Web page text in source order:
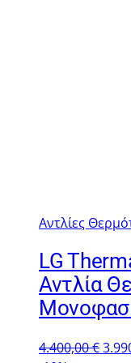
Αντλίες
LG
Αντλία
4.400,00€